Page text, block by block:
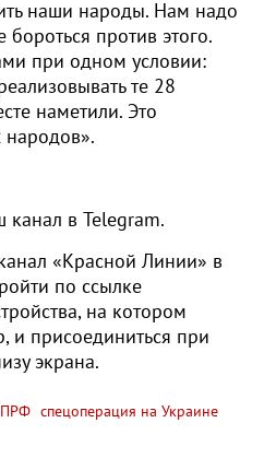
наши народы. Нам надо
против этого.
при одном условии:
те 28
наметили. Это
народов».
канал в Telegram.
«Красной Линии» в
по ссылке
на котором
и присоединиться при
экрана.
спецоперация на Украине